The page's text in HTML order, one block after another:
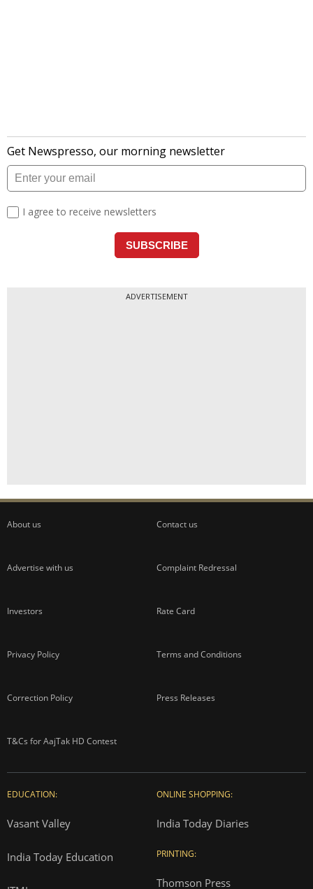
ADVERTISEMENT
About us Contact us
Advertise with us Complaint Redressal
Investors Rate Card
Privacy Policy Terms and Conditions
Correction Policy Press Releases
T&Cs for AajTak HD Contest
EDUCATION:
Vasant Valley
India Today Education
ONLINE SHOPPING:
India Today Diaries
PRINTING:
Thomson Press